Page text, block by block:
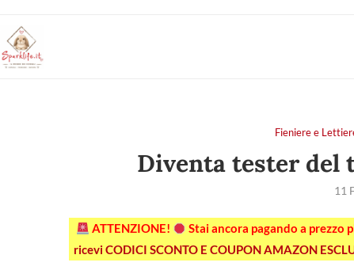
Fieniere e
Diventa tester del
11
ATTENZIONE! Stai ancora pagando a prezzo
ricevi CODICI SCONTO E COUPON AMAZON